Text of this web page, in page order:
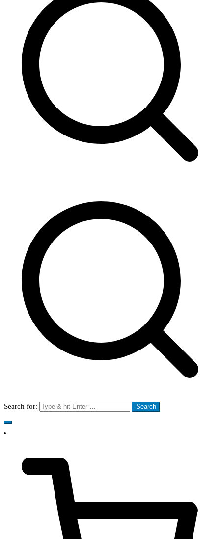
Search for: